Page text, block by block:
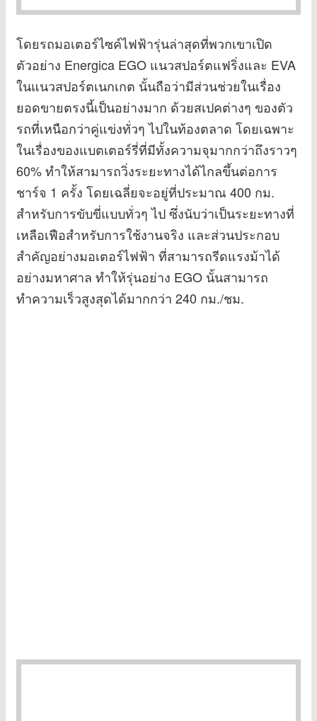
โดยรถมอเตอร์ไซค์ไฟฟ้ารุ่นล่าสุดที่พวกเขาเปิด
ตัวอย่าง Energica EGO แนวสปอร์ตแฟริ่งและ EVA
ในแนวสปอร์ตเนกเกต นั้นถือว่ามีส่วนช่วยในเรื่อง
ยอดขายตรงนี้เป็นอย่างมาก ด้วยสเปคต่างๆ ของตัว
รถที่เหนือกว่าคู่แข่งทั่วๆ ไปในท้องตลาด โดยเฉพาะ
ในเรื่องของแบตเตอร์รี่ที่มีทั้งความจุมากกว่าถึงราวๆ
60% ทำให้สามารถวิ่งระยะทางได้ไกลขึ้นต่อการ
ชาร์จ 1 ครั้ง โดยเฉลี่ยจะอยู่ที่ประมาณ 400 กม.
สำหรับการขับขี่แบบทั่วๆ ไป ซึ่งนับว่าเป็นระยะทางที่
เหลือเฟือสำหรับการใช้งานจริง และส่วนประกอบ
สำคัญอย่างมอเตอร์ไฟฟ้า ที่สามารถรีดแรงม้าได้
อย่างมหาศาล ทำให้รุ่นอย่าง EGO นั้นสามารถ
ทำความเร็วสูงสุดได้มากกว่า 240 กม./ชม.